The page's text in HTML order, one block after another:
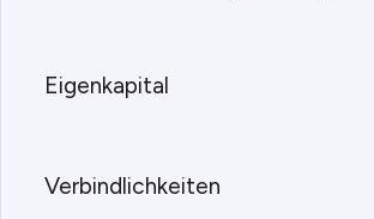
Eigenkapital
Verbindlichkeiten